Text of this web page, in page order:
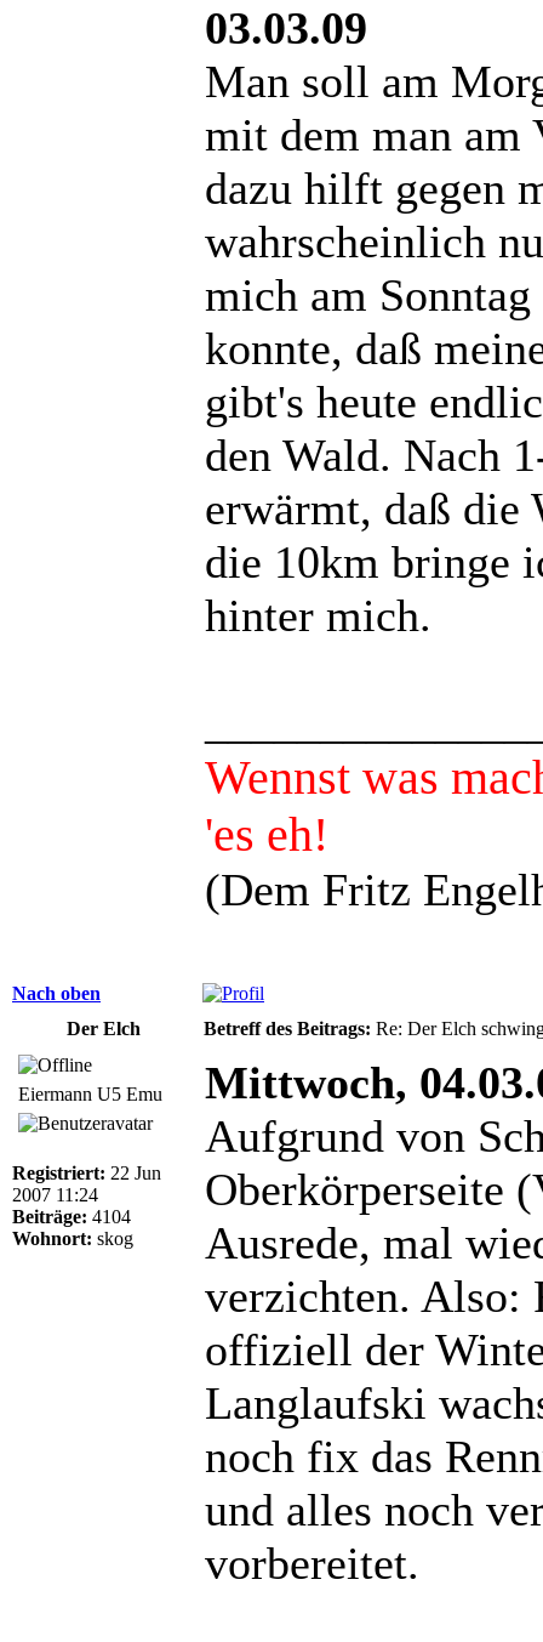
03.03.09
Man soll am
mit dem man am
dazu hilft gegen
wahrscheinlich
mich am
konnte, daß
gibt's heute
den Wald. Nach
erwärmt, daß die
die 10km bringe
hinter mich.
Wennst was
'es eh!
(Dem Fritz
Nach oben
Der Elch
Betreff des Beitrags: Re: Der Elch
Eiermann U5 Emu
Registriert: 22 Jun
2007 11:24
Beiträge: 4104
Wohnort: skog
Mittwoch,
Aufgrund von
Oberkörperseite
Ausrede, mal
verzichten. Also:
offiziell der
Langlaufski
noch fix das
und alles noch
vorbereitet.